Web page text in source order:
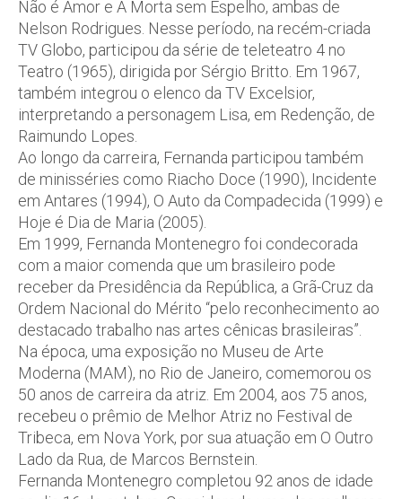
Não é Amor e A Morta sem Espelho, ambas de
Nelson Rodrigues. Nesse período, na recém-criada
TV Globo, participou da série de teleteatro 4 no
Teatro (1965), dirigida por Sérgio Britto. Em 1967,
também integrou o elenco da TV Excelsior,
interpretando a personagem Lisa, em Redenção, de
Raimundo Lopes.
Ao longo da carreira, Fernanda participou também
de minisséries como Riacho Doce (1990), Incidente
em Antares (1994), O Auto da Compadecida (1999) e
Hoje é Dia de Maria (2005).
Em 1999, Fernanda Montenegro foi condecorada
com a maior comenda que um brasileiro pode
receber da Presidência da República, a Grã-Cruz da
Ordem Nacional do Mérito “pelo reconhecimento ao
destacado trabalho nas artes cênicas brasileiras”.
Na época, uma exposição no Museu de Arte
Moderna (MAM), no Rio de Janeiro, comemorou os
50 anos de carreira da atriz. Em 2004, aos 75 anos,
recebeu o prêmio de Melhor Atriz no Festival de
Tribeca, em Nova York, por sua atuação em O Outro
Lado da Rua, de Marcos Bernstein.
Fernanda Montenegro completou 92 anos de idade